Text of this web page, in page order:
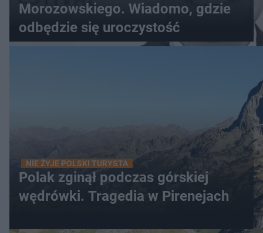
Morozowskiego. Wiadomo, gdzie
odbędzie się uroczystość
NIE ŻYJE POLSKI TURYSTA
Polak zginął podczas górskiej
wędrówki. Tragedia w Pirenejach